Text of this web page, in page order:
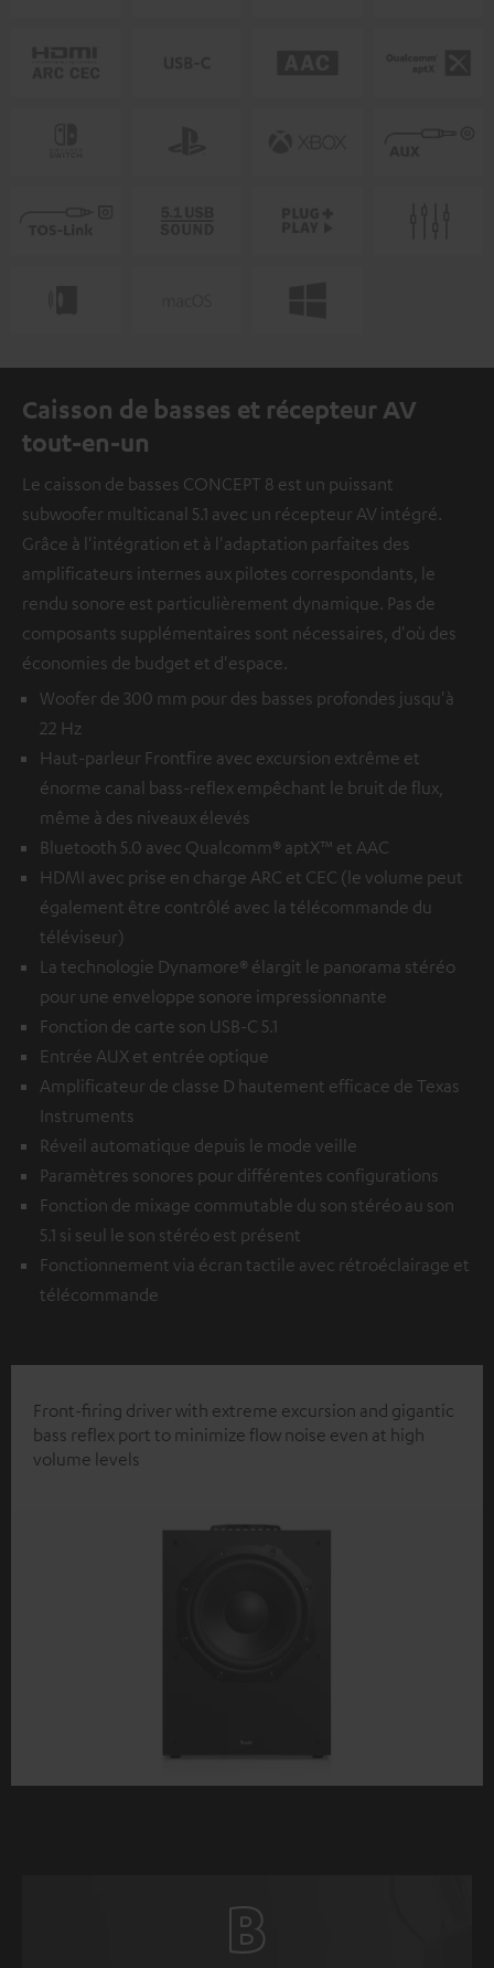
Caisson de basses et récepteur AV
tout-en-un
Le caisson de basses CONCEPT 8 est un puissant
subwoofer multicanal 5.1 avec un récepteur AV intégré.
Grâce à l'intégration et à l'adaptation parfaites des
amplificateurs internes aux pilotes correspondants, le
rendu sonore est particulièrement dynamique. Pas de
composants supplémentaires sont nécessaires, d'où des
économies de budget et d'espace.
Woofer de 300 mm pour des basses profondes jusqu'à
22 Hz
Haut-parleur Frontfire avec excursion extrême et
énorme canal bass-reflex empêchant le bruit de flux,
même à des niveaux élevés
Bluetooth 5.0 avec Qualcomm® aptX™ et AAC
HDMI avec prise en charge ARC et CEC (le volume peut
également être contrôlé avec la télécommande du
téléviseur)
La technologie Dynamore® élargit le panorama stéréo
pour une enveloppe sonore impressionnante
Fonction de carte son USB-C 5.1
Entrée AUX et entrée optique
Amplificateur de classe D hautement efficace de Texas
Instruments
Réveil automatique depuis le mode veille
Paramètres sonores pour différentes configurations
Fonction de mixage commutable du son stéréo au son
5.1 si seul le son stéréo est présent
Fonctionnement via écran tactile avec rétroéclairage et
télécommande
Front-firing driver with extreme excursion and gigantic
bass reflex port to minimize flow noise even at high
volume levels